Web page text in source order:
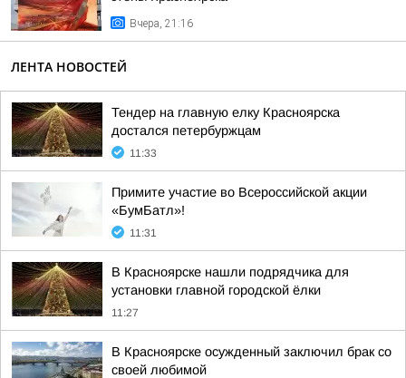
Вчера, 21:16
ЛЕНТА НОВОСТЕЙ
Тендер на главную елку Красноярска
достался петербуржцам
11:33
Примите участие во Всероссийской акции
«БумБатл»!
11:31
В Красноярске нашли подрядчика для
установки главной городской ёлки
11:27
В Красноярске осужденный заключил брак со
своей любимой